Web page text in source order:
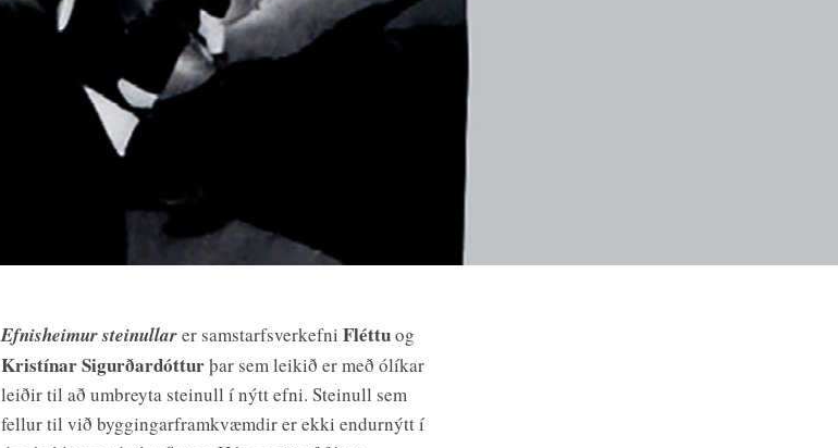
Efnisheimur steinullarer samstarfsverkefniFléttuog
Kristínar Sigurðardótturþar sem leikið er með ólíkar
leiðir til að umbreyta steinull í nýtt efni. Steinull sem
fellur til við byggingarframkvæmdir er ekki endurnýtt í